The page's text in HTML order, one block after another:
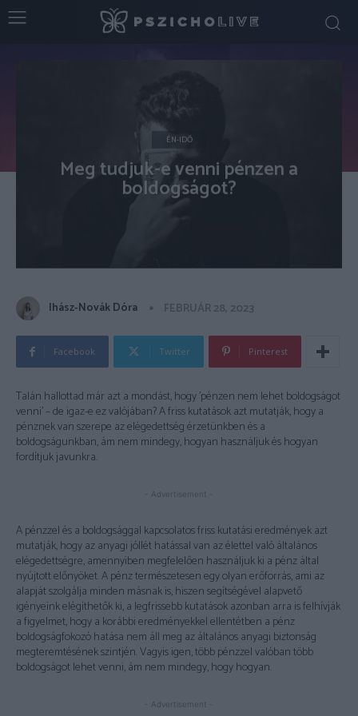
ÉN-IDŐ
Meg tudjuk-e venni pénzen a
boldogságot?
Ihász-Novák Dóra FEBRUÁR 28, 2023
Facebook Twitter Pinterest
Talán hallottad már azt a mondást, hogy ’pénzen nem lehet boldogságot
venni’ – de igaz-e ez valójában? A friss kutatások azt mutatják, hogy a
pénznek van szerepe az elégedettség érzetünkben és a
boldogságunkban, ám nem mindegy, hogyan használjuk és hogyan
fordítjuk javunkra.
- Advertisement -
A pénzzel és a boldogsággal kapcsolatos friss kutatási eredmények azt
mutatják, hogy az anyagi jóllét hatással van az élettel való általános
elégedettségre, amennyiben megfelelően használjuk ki a pénz által
nyújtott előnyöket. A pénz természetesen egy olyan erőforrás, ami az
alapját szolgálja minden másnak is, hiszen segítségével alapvető
igényeink elégíthetők ki, a legfrissebb kutatások azonban arra is felhívják
a figyelmet, hogy a korábbi eredményekkel ellentétben a pénz
boldogságfokozó hatása nem áll meg az általános anyagi biztonság
megteremtésének szintjén. Vagyis igen, több pénzzel valóban több
boldogságot lehet venni, ám nem mindegy, hogy hogyan.
- Advertisement -